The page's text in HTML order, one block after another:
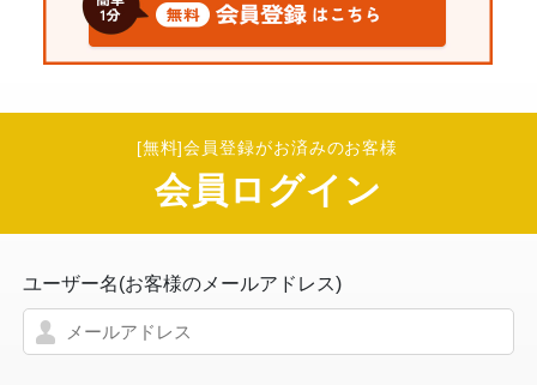
[無料]会員登録がお済みのお客様
会員ログイン
ユーザー名(お客様のメールアドレス)